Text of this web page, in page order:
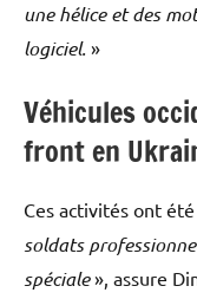
une hélice et des
logiciel. »
Véhicules
front en
Ces activités ont
soldats
spéciale», assure